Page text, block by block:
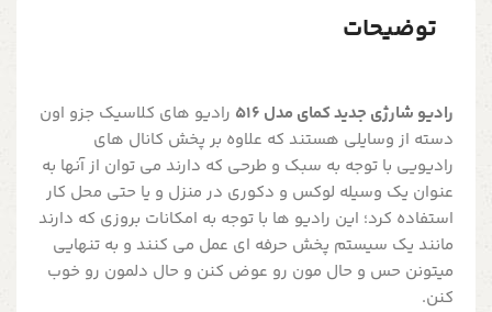
توضیحات
رادیو شارژی جدید کمای مدل 516
رادیو های کلاسیک جزو اون
دسته از وسایلی هستند که علاوه بر پخش کانال های
رادیویی با توجه به سبک و طرحی که دارند می توان از آنها به
عنوان یک وسیله لوکس و دکوری در منزل و یا حتی محل کار
استفاده کرد؛ این رادیو ها با توجه به امکانات بروزی که دارند
مانند یک سیستم پخش حرفه ای عمل می کنند و به تنهایی
میتونن حس و حال مون رو عوض کنن و حال دلمون رو خوب
کنن.